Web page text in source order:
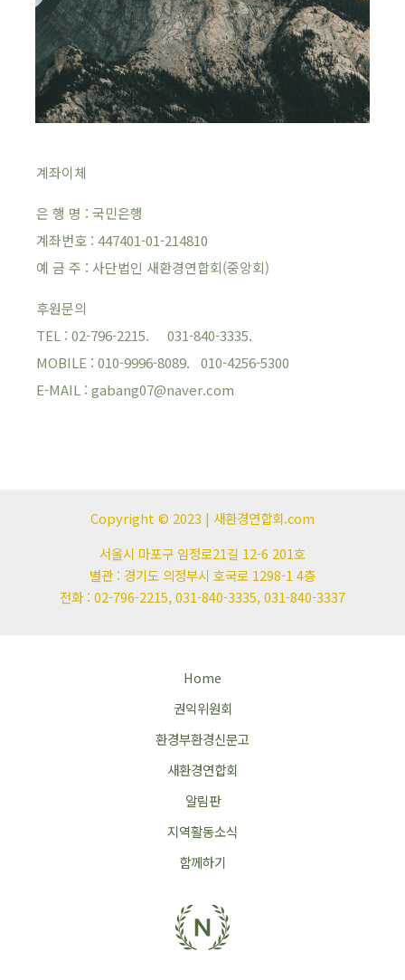
계좌이체
은 행 명 : 국민은행
계좌번호 : 447401-01-214810
예 금 주 : 사단법인 새환경연합회(중앙회)
후원문의
TEL : 02-796-2215. 031-840-3335.
MOBILE : 010-9996-8089. 010-4256-5300
E-MAIL : gabang07@naver.com
Copyright © 2023 | 새환경연합회.com
서울시 마포구 임정로21길 12-6 201호
별관 : 경기도 의정부시 호국로 1298-1 4층
전화 : 02-796-2215, 031-840-3335, 031-840-3337
Home
권익위원회
환경부환경신문고
새환경연합회
알림판
지역활동소식
함께하기